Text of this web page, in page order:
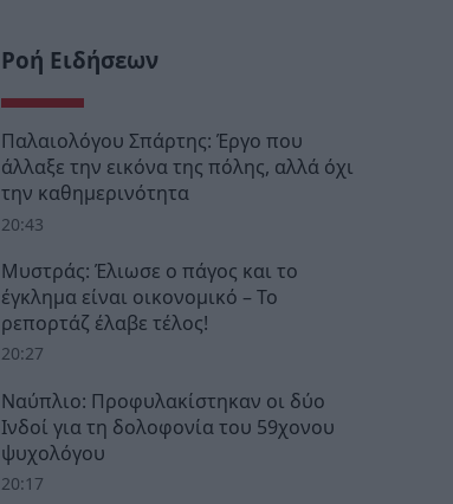
Ροή Ειδήσεων
Παλαιολόγου Σπάρτης: Έργο που
άλλαξε την εικόνα της πόλης, αλλά όχι
την καθημερινότητα
20:43
Μυστράς: Έλιωσε ο πάγος και το
έγκλημα είναι οικονομικό – Το
ρεπορτάζ έλαβε τέλος!
20:27
Ναύπλιο: Προφυλακίστηκαν οι δύο
Ινδοί για τη δολοφονία του 59χονου
ψυχολόγου
20:17